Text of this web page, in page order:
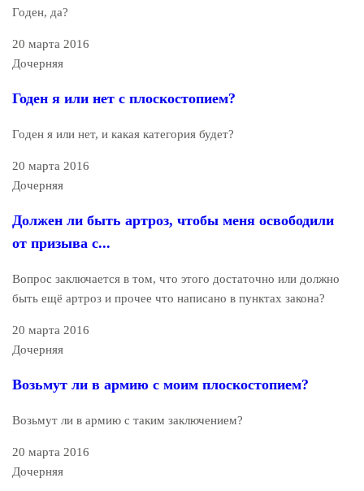
Годен, да?
20 марта 2016
Дочерняя
Годен я или нет с плоскостопием?
Годен я или нет, и какая категория будет?
20 марта 2016
Дочерняя
Должен ли быть артроз, чтобы меня освободили
от призыва с...
Вопрос заключается в том, что этого достаточно или должно
быть ещё артроз и прочее что написано в пунктах закона?
20 марта 2016
Дочерняя
Возьмут ли в армию с моим плоскостопием?
Возьмут ли в армию с таким заключением?
20 марта 2016
Дочерняя